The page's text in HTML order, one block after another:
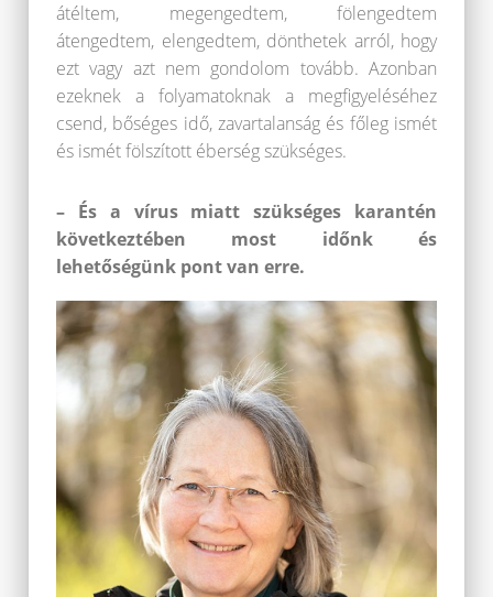
átéltem, megengedtem, fölengedtem
átengedtem, elengedtem, dönthetek arról, hogy
ezt vagy azt nem gondolom tovább. Azonban
ezeknek a folyamatoknak a megfigyeléséhez
csend, bőséges idő, zavartalanság és főleg ismét
és ismét fölszított éberség szükséges.
– És a vírus miatt szükséges karantén
következtében most időnk és
lehetőségünk pont van erre.